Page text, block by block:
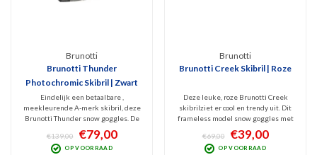
Brunotti
Brunotti Thunder
Photochromic Skibril | Zwart
Eindelijk een betaalbare ,
meekleurende A-merk skibril, deze
Brunotti Thunder snow goggles. De
sferisch gevormde lens kleurt mee
met de weersomstandigheden, erg
handig! Beschermt tegen schadelijk
€139,00 €79,00
OP VOORRAAD
Brunotti
Brunotti Creek Skibril | Roze
Deze leuke, roze Brunotti Creek
skibrilziet er cool en trendy uit. Dit
frameless model snow goggles met
sferisch design is v.v. de Quantum
spiegellens (Cat. 3) die beschermt
tegen schadelijk UV en Infrarood
€69,00 €39,00
OP VOORRAAD